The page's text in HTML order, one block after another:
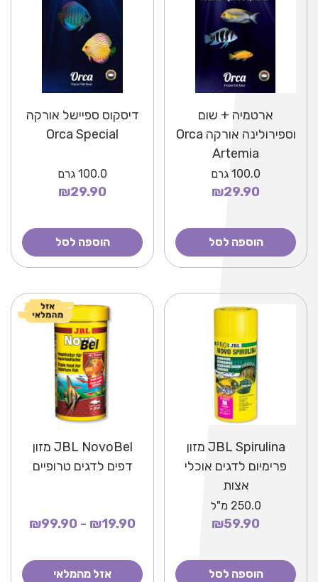
ארטמיה + שום
וספירולינה אורקה Orca
Artemia
100.0 גרם
₪29.90
הוספה לסל
דיסקוס ספיישל אורקה
Orca Special
100.0 גרם
₪29.90
הוספה לסל
JBL Spirulina מזון
פרימיום לדגים אוכלי
אצות
250.0 מ"ל
₪59.90
הוספה לסל
JBL NovoBel מזון
דפים לדגים טרופיים
₪19.90 - ₪99.90
אזל מהמלאי